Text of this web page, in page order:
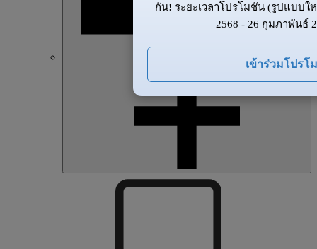
กัน! ระยะเวลาโปรโมชัน (รูปแบบใ
2568 - 26 กุมภาพันธ์
เข้าร่วมโปรโ